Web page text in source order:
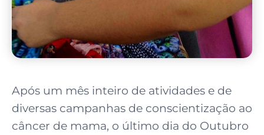
Após um mês inteiro de atividades e de
diversas campanhas de conscientização ao
câncer de mama, o último dia do Outubro